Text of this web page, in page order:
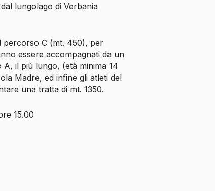
lungolago di Verbania
percorso C (mt. 450), per
essere accompagnati da un
il più lungo, (età minima 14
Madre, ed infine gli atleti del
una tratta di mt. 1350.
15.00